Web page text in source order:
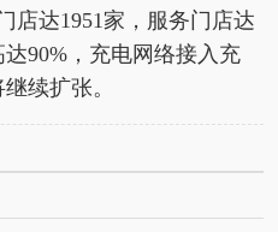
店达1951家，服务门店达
90%，充电网络接入充
续扩张。